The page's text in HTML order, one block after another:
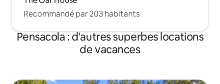
Recommandé par 203 habitants
Pensacola : d'autres superbes locations
de vacances